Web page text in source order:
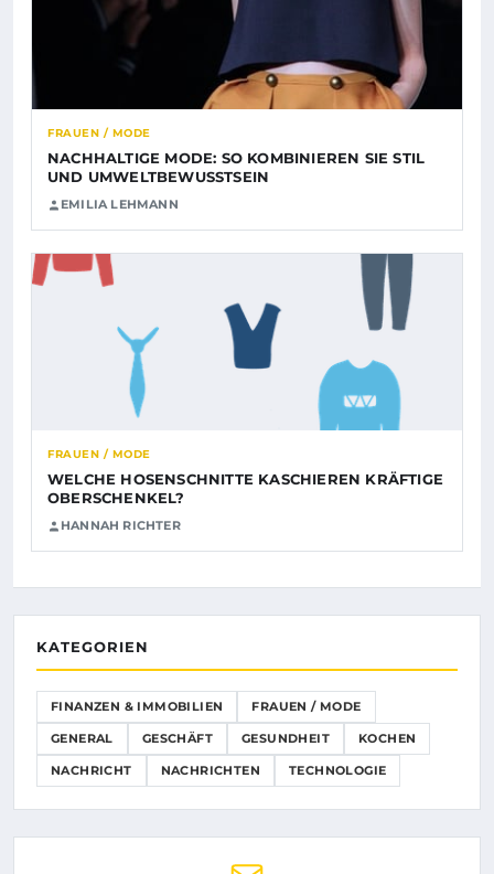
FRAUEN / MODE
NACHHALTIGE MODE: SO KOMBINIEREN SIE STIL
UND UMWELTBEWUSSTSEIN
EMILIA LEHMANN
FRAUEN / MODE
WELCHE HOSENSCHNITTE KASCHIEREN KRÄFTIGE
OBERSCHENKEL?
HANNAH RICHTER
KATEGORIEN
FINANZEN & IMMOBILIEN FRAUEN / MODE
GENERAL GESCHÄFT GESUNDHEIT KOCHEN
NACHRICHT NACHRICHTEN TECHNOLOGIE